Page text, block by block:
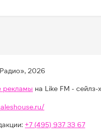
2026
рекламы на Like FM -
+7 (495) 937 33 67